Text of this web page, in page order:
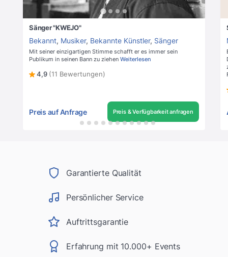
Sänger "KWEJO"
Bekannt, Musiker, Bekannte Künstler, Sänger
Mit seiner einzigartigen Stimme schafft er es immer sein
Publikum in seinen Bann zu ziehen Weiterlesen
4,9 (11 Bewertungen)
Preis auf Anfrage Preis & Verfügbarkeit anfragen
Garantierte Qualität
Persönlicher Service
Auftrittsgarantie
Erfahrung mit 10.000+ Events